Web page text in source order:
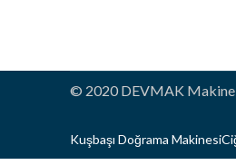
© 2020 DEVMAK Makine
Kuşbaşı Doğrama Makinesi